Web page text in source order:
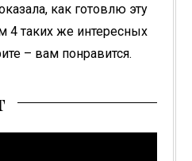
как готовлю эту
4 таких же интересных
– вам понравится.